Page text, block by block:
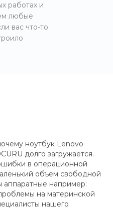
работах и
любые
вас что-то
ноутбук Lenovo
долго загружается.
в операционной
объем свободной
аппаратные например:
на материнской
нашего